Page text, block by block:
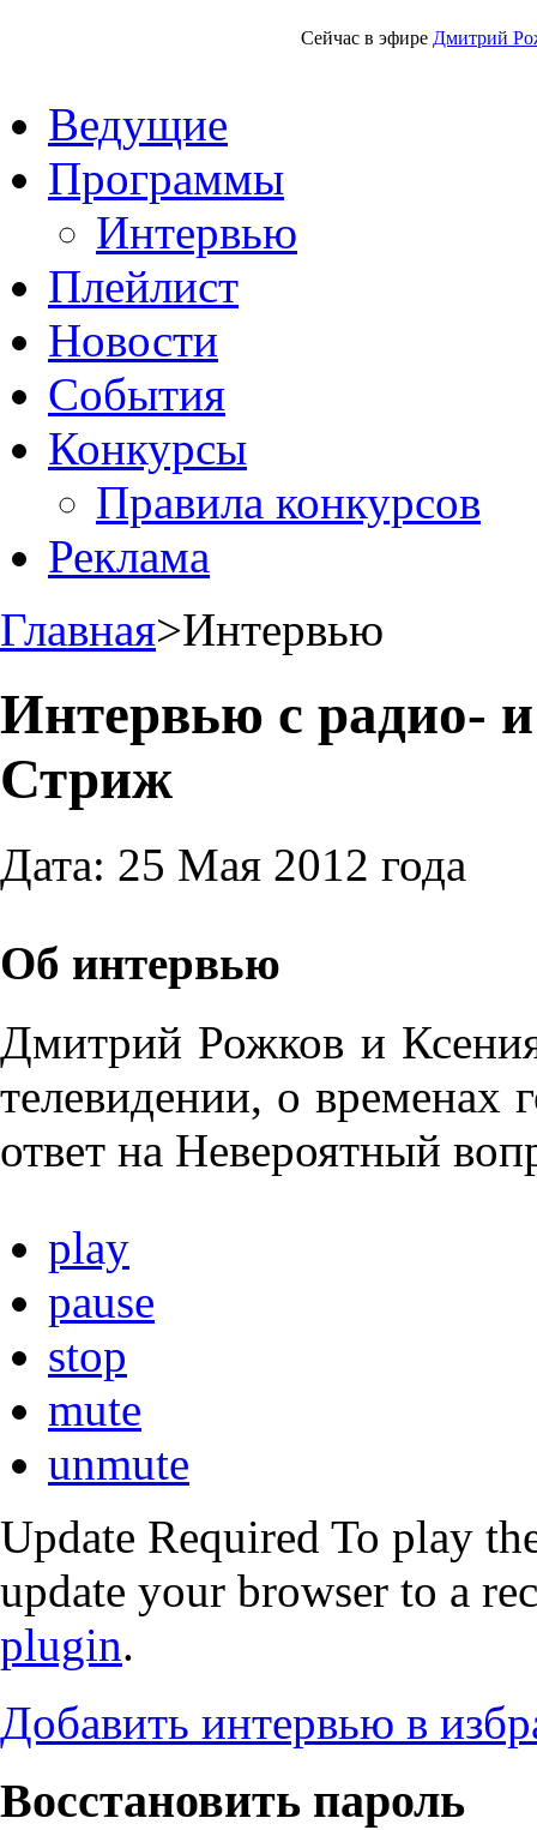
Сейчас в эфире Дмитрий
Ведущие
Программы
Интервью
Плейлист
Новости
События
Конкурсы
Правила конкурсов
Реклама
Главная>Интервью
Интервью с радио-
Стриж
Дата: 25 Мая 2012 года
Об интервью
Дмитрий Рожков и
телевидении, о
ответ на Невероятный
play
pause
stop
mute
unmute
Update Required To play
update your browser to a
plugin.
Добавить интервью в
Восстановить пароль